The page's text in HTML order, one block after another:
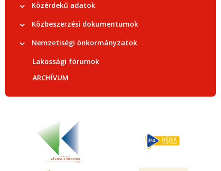
Közérdekű adatok
Közbeszerzési dokumentumok
Nemzetiségi önkormányzatok
Lakossági fórumok
ARCHÍVUM